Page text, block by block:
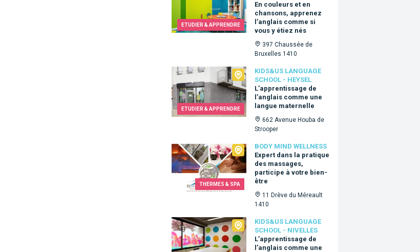
ETUDIER & APPRENDRE
En couleurs et en
chansons, apprenez
l’anglais comme si
vous y étiez nés
397 Chaussée de
Bruxelles 1410
ETUDIER & APPRENDRE
KIDS&US LANGUAGE
SCHOOL - HEYSEL
L’apprentissage de
l’anglais comme une
langue maternelle
662 Avenue Houba de
Strooper
Kids&Us language school - Heysel
THERMES & SPA
BODY MIND WELLNESS
Expert dans la pratique
des massages,
participe à votre bien-
être
11 Drève du Méreault
1410
Body Mind Wellness
KIDS&US LANGUAGE
SCHOOL - NIVELLES
L’apprentissage de
l’anglais comme une
Kids&Us language school - Nivelles